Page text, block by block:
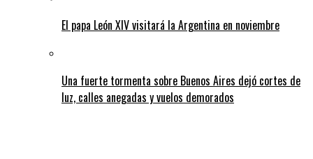
El papa León XIV visitará la Argentina en noviembre
Una fuerte tormenta sobre Buenos Aires dejó cortes de
luz, calles anegadas y vuelos demorados